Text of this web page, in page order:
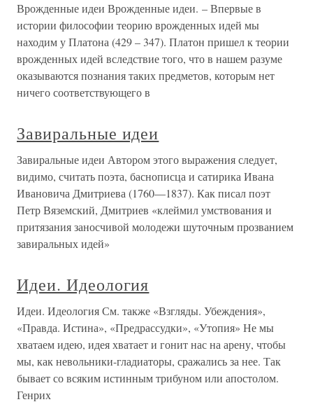
Врожденные идеи Врожденные идеи. – Впервые в
истории философии теорию врожденных идей мы
находим у Платона (429 – 347). Платон пришел к теории
врожденных идей вследствие того, что в нашем разуме
оказываются познания таких предметов, которым нет
ничего соответствующего в
Завиральные идеи
Завиральные идеи Автором этого выражения следует,
видимо, считать поэта, баснописца и сатирика Ивана
Ивановича Дмитриева (1760—1837). Как писал поэт
Петр Вяземский, Дмитриев «клеймил умствования и
притязания заносчивой молодежи шуточным прозванием
завиральных идей»
Идеи. Идеология
Идеи. Идеология См. также «Взгляды. Убеждения»,
«Правда. Истина», «Предрассудки», «Утопия» Не мы
хватаем идею, идея хватает и гонит нас на арену, чтобы
мы, как невольники-гладиаторы, сражались за нее. Так
бывает со всяким истинным трибуном или апостолом.
Генрих